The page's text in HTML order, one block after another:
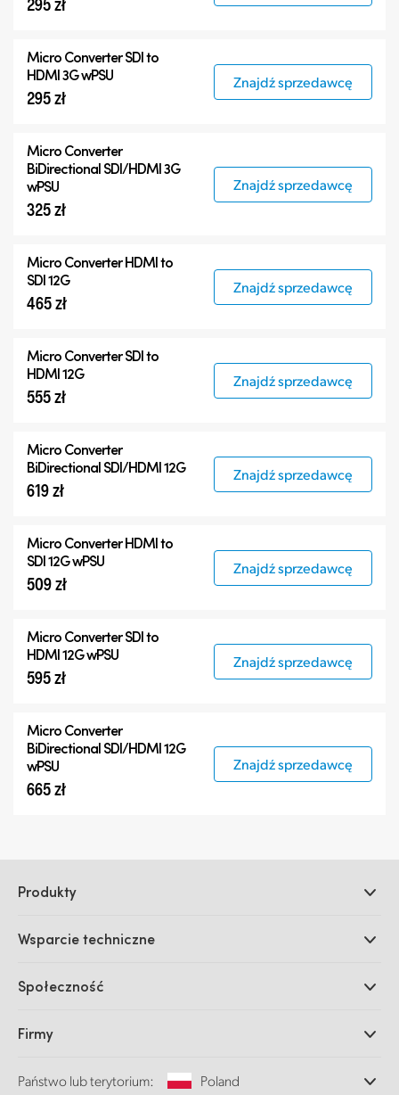
Micro ConverterSDI to
HDMI 3G wPSU
295 zł
Znajdź sprzedawcę
Micro Converter
BiDirectional SDI/HDMI 3G
wPSU
325 zł
Znajdź sprzedawcę
Micro ConverterHDMI to
SDI 12G
465 zł
Znajdź sprzedawcę
Micro ConverterSDI to
HDMI 12G
555 zł
Znajdź sprzedawcę
Micro Converter
BiDirectional SDI/HDMI 12G
619 zł
Znajdź sprzedawcę
Micro ConverterHDMI to
SDI 12G wPSU
509 zł
Znajdź sprzedawcę
Micro ConverterSDI to
HDMI 12G wPSU
595 zł
Znajdź sprzedawcę
Micro Converter
BiDirectional SDI/HDMI 12G
wPSU
665 zł
Znajdź sprzedawcę
Produkty
DaVinci Resolve i oprogramowanie Fusion
Ultimatte
Przechwytywanie i odtwarzanie
Konwersja standardów
Wsparcie techniczne
Centrum wsparcia technicznego
Społeczność
Firmy
O nas
Państwo lub terytorium: Poland